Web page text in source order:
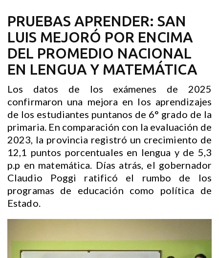
PRUEBAS APRENDER: SAN
LUIS MEJORÓ POR ENCIMA
DEL PROMEDIO NACIONAL
EN LENGUA Y MATEMÁTICA
Los datos de los exámenes de 2025
confirmaron una mejora en los aprendizajes
de los estudiantes puntanos de 6° grado de la
primaria. En comparación con la evaluación de
2023, la provincia registró un crecimiento de
12,1 puntos porcentuales en lengua y de 5,3
p.p en matemática. Días atrás, el gobernador
Claudio Poggi ratificó el rumbo de los
programas de educación como política de
Estado.